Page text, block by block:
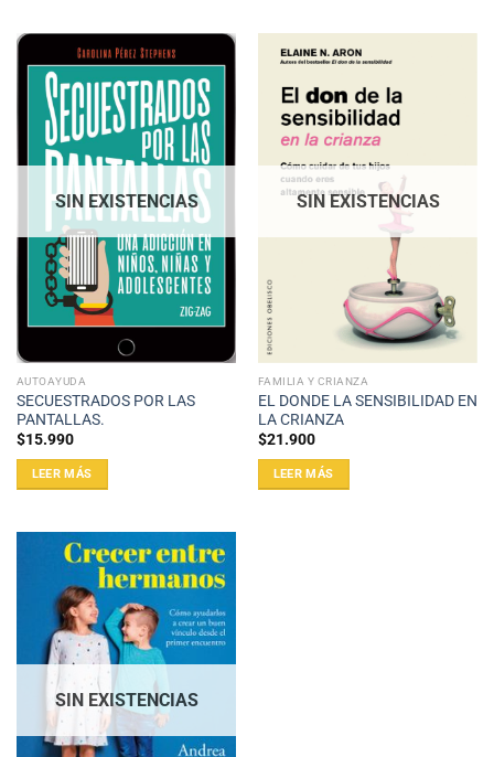
SIN EXISTENCIAS
AUTOAYUDA
SECUESTRADOS POR LAS
PANTALLAS.
$15.990
LEER MÁS
SIN EXISTENCIAS
FAMILIA Y CRIANZA
EL DONDE LA SENSIBILIDAD EN
LA CRIANZA
$21.900
LEER MÁS
SIN EXISTENCIAS